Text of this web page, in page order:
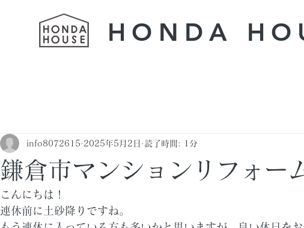
HONDA
鎌倉市マンションリフォー
info8072615 2025年5月2日 読了時間: 1分
こんにちは！
連休前に土砂降りですね。